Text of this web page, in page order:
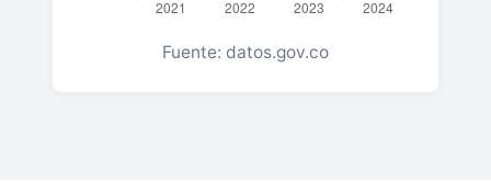
Fuente: datos.gov.co